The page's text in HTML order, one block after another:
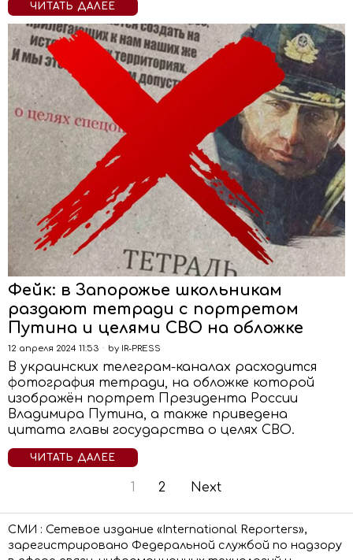
ЧИТАТЬ ДАЛЕЕ
Фейк: в Запорожье школьникам
раздают тетради с портретом
Путина и целями СВО на обложке
12 апреля 2024 11:53 by IR-PRESS
В украинских телеграм-каналах расходится
фотография тетради, на обложке которой
изображён портрет Президента России
Владимира Путина, а также приведена
цитата главы государства о целях СВО.
ЧИТАТЬ ДАЛЕЕ
1 2 Next
СМИ : Сетевое издание «International Reporters»,
зарегистрировано Федеральной службой по надзору